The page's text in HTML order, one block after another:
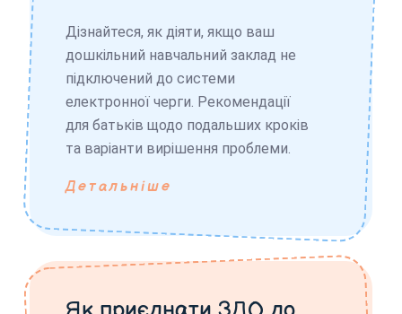
Дізнайтеся, як діяти, якщо ваш
дошкільний навчальний заклад не
підключений до системи
електронної черги. Рекомендації
для батьків щодо подальших кроків
та варіанти вирішення проблеми.
Детальніше